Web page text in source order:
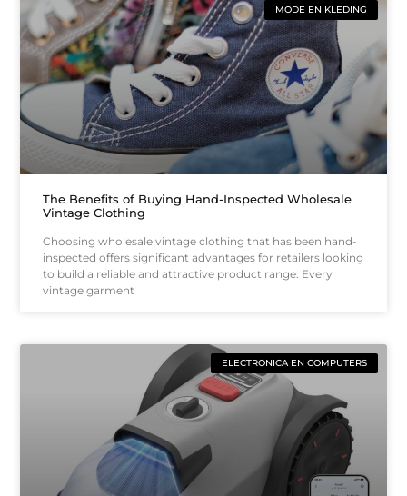
MODE EN KLEDING
The Benefits of Buying Hand-Inspected Wholesale
Vintage Clothing
Choosing wholesale vintage clothing that has been hand-
inspected offers significant advantages for retailers looking
to build a reliable and attractive product range. Every
vintage garment
ELECTRONICA EN COMPUTERS